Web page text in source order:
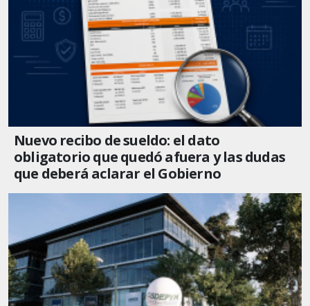
Nuevo recibo de sueldo: el dato
obligatorio que quedó afuera y las dudas
que deberá aclarar el Gobierno